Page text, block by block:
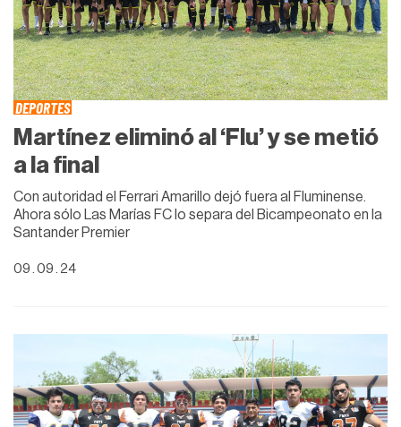
DEPORTES
Martínez eliminó al ‘Flu’ y se metió
a la final
Con autoridad el Ferrari Amarillo dejó fuera al Fluminense.
Ahora sólo Las Marías FC lo separa del Bicampeonato en la
Santander Premier
09 . 09 . 24